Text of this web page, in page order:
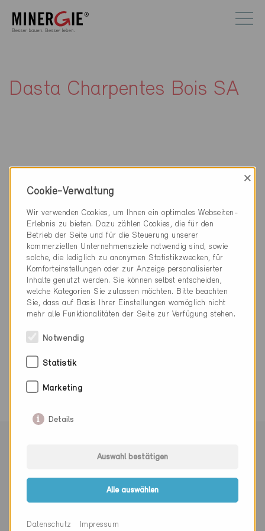
Dasta Charpentes Bois SA
25, chemin du Pré Fleuri
1228 Plan-les-Ouates
022 880 03 70
dasta@dasta.ch
www.dasta.ch
0 Minergie Gebäude (0 Zertifikate)
Cookie-Verwaltung
×
Wir verwenden Cookies, um Ihnen ein optimales Webseiten-
Erlebnis zu bieten. Dazu zählen Cookies, die für den
Betrieb der Seite und für die Steuerung unserer
kommerziellen Unternehmensziele notwendig sind, sowie
solche, die lediglich zu anonymen Statistikzwecken, für
Komforteinstellungen oder zur Anzeige personalisierter
Inhalte genutzt werden. Sie können selbst entscheiden,
welche Kategorien Sie zulassen möchten. Bitte beachten
Sie, dass auf Basis Ihrer Einstellungen womöglich nicht
mehr alle Funktionalitäten der Seite zur Verfügung stehen.
Notwendig
Statistik
Marketing
Details
Auswahl bestätigen
Alle auswählen
Datenschutz Impressum